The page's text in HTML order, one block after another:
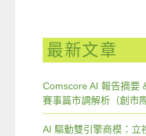
最新文章
Comscore AI 報告摘要
賽事篇市調解析（創市
AI 驅動雙引擎商模：立